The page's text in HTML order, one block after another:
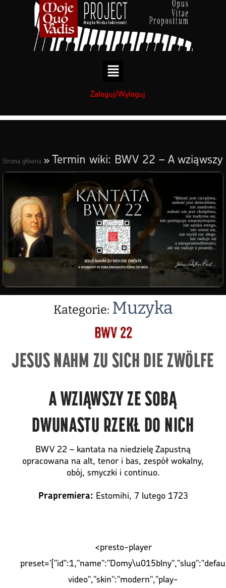
Zaloguj/Wyloguj
Strona główna » Termin wiki: BWV 22 – A wziąwszy
ze sobą dwunastu rzekł do nich
Kategorie: Muzyka
BWV 22
JESUS NAHM ZU SICH DIE ZWÖLFE
A WZIĄWSZY ZE SOBĄ
DWUNASTU RZEKŁ DO NICH
BWV 22 – kantata na niedzielę Zapustną
opracowana na alt, tenor i bas, zespół wokalny,
obój, smyczki i continuo.
Prapremiera: Estomihi, 7 lutego 1723
<presto-player
video","skin":"modern","play-